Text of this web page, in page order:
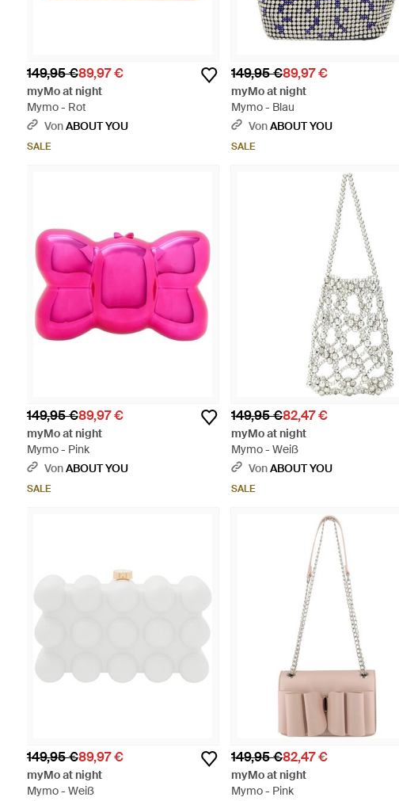
149,95 €89,97 €
myMo at night
Mymo - Rot
VonABOUT YOU
SALE
149,95 €89,97 €
myMo at night
Mymo - Blau
VonABOUT YOU
SALE
149,95 €89,97 €
myMo at night
Mymo - Pink
VonABOUT YOU
SALE
149,95 €82,47 €
myMo at night
Mymo - Weiß
VonABOUT YOU
SALE
149,95 €89,97 €
myMo at night
Mymo - Weiß
149,95 €82,47 €
myMo at night
Mymo - Pink